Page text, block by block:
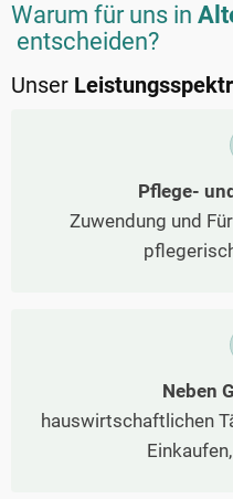
Warum für uns in
entscheiden?
Unser
Pflege-
Zuwendung und
Neben
hauswirtschaftlichen